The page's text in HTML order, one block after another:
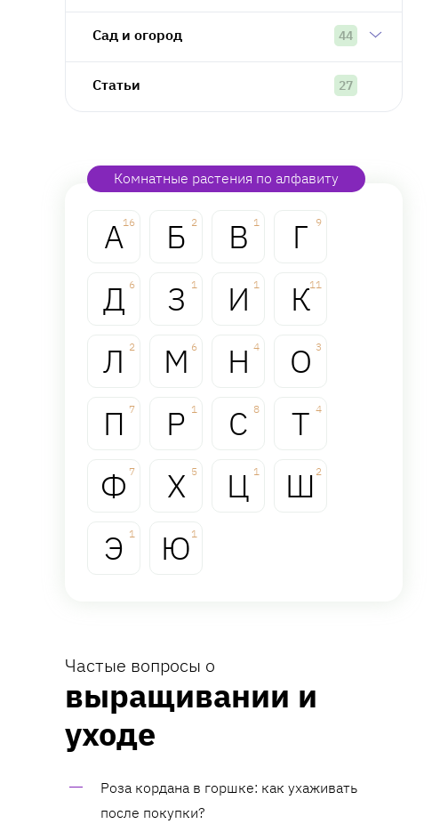
Сад и огород 44
Статьи 27
Комнатные растения по алфавиту
А16 Б 2 В 1 Г 9
Д 6 З 1 И 1 К11
Л 2 М 6 Н 4 О 3
П 7 Р 1 С 8 Т 4
Ф 7 Х 5 Ц 1 Ш 2
Э 1 Ю 1
Частые вопросы о
выращивании и
уходе
Роза кордана в горшке: как ухаживать
после покупки?